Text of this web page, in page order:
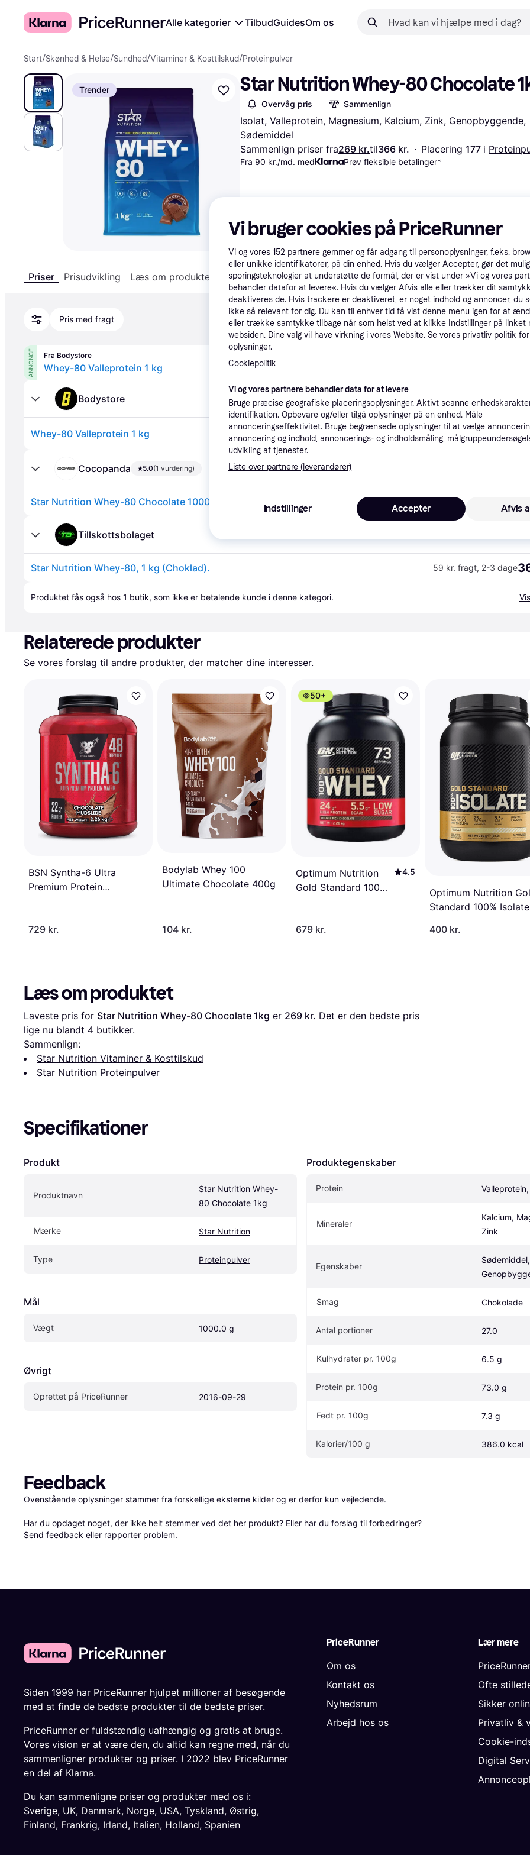
Alle kategorier TilbudGuidesOm os
Start/Skønhed & Helse/Sundhed/Vitaminer & Kosttilskud/Proteinpulver
Trender Star Nutrition Whey-80 Chocolate
Overvåg pris Sammenlign
Isolat, Valleprotein, Magnesium, Kalcium, Zink, Genopbyggende,
Sødemiddel
Sammenlign priser fra269 kr.til366 kr. · Placering 177 i
Fra 90 kr./md. med Prøv fleksible betalinger*
Priser Prisudvikling Læs om produktet Specifikationer
Pris med fragt
ANNONCE Fra Bodystore
Whey-80 Valleprotein 1 kg
Bodystore
Whey-80 Valleprotein 1 kg Laveste pris ·49 kr. fragt 1-3 dage
Eller
Cocopanda 5.0(1 vurdering)
Star Nutrition Whey-80 Chocolate 1000g 29 kr. fragt
Tillskottsbolaget
Star Nutrition Whey-80, 1 kg (Choklad). 59 kr. fragt, 2-3 dage
Produktet fås også hos 1 butik, som ikke er betalende kunde i denne kategori.
Relaterede produkter
Se vores forslag til andre produkter, der matcher dine interesser.
BSN Syntha-6 Ultra
Premium Protein
729 kr.
Bodylab Whey 100
Ultimate Chocolate 400g
104 kr.
50+
Optimum Nutrition
Gold Standard 100%
2.26kg
4.5
679 kr.
Optimum Nutrition
Standard 100% Isolate
400 kr.
Læs om produktet
Laveste pris for Star Nutrition Whey-80 Chocolate 1kg er 269 kr. Det er den bedste pris
lige nu blandt 4 butikker.
Sammenlign:
Star Nutrition Vitaminer & Kosttilskud
Star Nutrition Proteinpulver
Specifikationer
Produkt
Produktnavn
Star Nutrition Whey-
80 Chocolate 1kg
Mærke Star Nutrition
Type Proteinpulver
Mål
Vægt 1000.0 g
Øvrigt
Oprettet på PriceRunner 2016-09-29
Produktegenskaber
Protein
Mineraler
Kalcium,
Zink
Egenskaber
Sødemiddel,
Smag Chokolade
Antal portioner 27.0
Kulhydrater pr. 100g 6.5 g
Protein pr. 100g 73.0 g
Fedt pr. 100g 7.3 g
Kalorier/100 g 386.0 kcal
Feedback
Ovenstående oplysninger stammer fra forskellige eksterne kilder og er derfor kun vejledende.
Har du opdaget noget, der ikke helt stemmer ved det her produkt? Eller har du forslag til forbedringer?
Send feedback eller rapporter problem.
PriceRunner
Om os
Kontakt os
Nyhedsrum
Arbejd hos os
Lær mere
Ofte
Sikker
Privatliv &
Cookie-
Digital
Siden 1999 har PriceRunner hjulpet millioner af besøgende
med at finde de bedste produkter til de bedste priser.
PriceRunner er fuldstændig uafhængig og gratis at bruge.
Vores vision er at være den, du altid kan regne med, når du
sammenligner produkter og priser. I 2022 blev PriceRunner
en del af Klarna.
Du kan sammenligne priser og produkter med os i:
Sverige, UK, Danmark, Norge, USA, Tyskland, Østrig,
Finland, Frankrig, Irland, Italien, Holland, Spanien
Vi bruger cookies på PriceRunner
Vi og vores 152 partnere gemmer og får adgang til personoplysninger, f.eks.
eller unikke identifikatorer, på din enhed. Hvis du vælger Accepter, gør det
sporingsteknologier at understøtte de formål, der er vist under »Vi og vores
behandler datafor at levere«. Hvis du vælger Afvis alle eller trækker dit
deaktiveres de. Hvis trackere er deaktiveret, er noget indhold og annoncer, du
ikke så relevant for dig. Du kan til enhver tid få vist denne menu igen for at
eller trække samtykke tilbage når som helst ved at klikke Indstillinger på linket
websiden. Dine valg vil have virkning i vores Website. Se vores privatliv politik
oplysninger.
Cookiepolitik
Vi og vores partnere behandler data for at levere
Bruge præcise geografiske placeringsoplysninger. Aktivt scanne
identifikation. Opbevare og/eller tilgå oplysninger på en enhed. Måle
annonceringseffektivitet. Bruge begrænsede oplysninger til at vælge
annoncering og indhold, annoncerings- og indholdsmåling,
udvikling af tjenester.
Liste over partnere (leverandører)
Indstillinger Afvis
Accepter